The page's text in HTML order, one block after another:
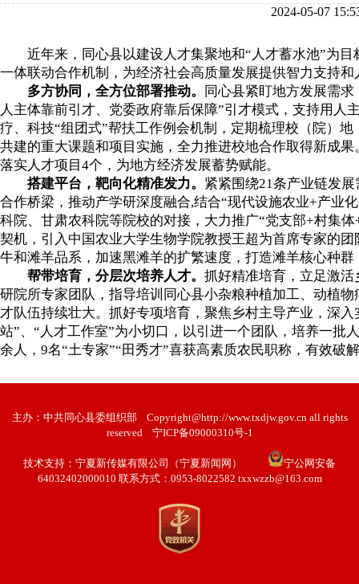
2024-05-07
近年来，同心县以建设人才集聚地和“人才蓄水池”为目
一体联动合作机制，为经济社会高质量发展提供智力支持和
多方协同，全方位部署推动。
同心县紧盯地方发展需
人主体靠前引才、党委政府靠后保障”引才模式，支持用
疗、科技“组团式”帮扶工作例会机制，定期梳理校（院）
共建的重大课题和项目实施，全力推进校地合作取得新成
落实人才项目4个，为地方经济发展蓄势赋能。
搭建平台，靶向化精准发力。 紧紧围绕21条产业链发
合作桥梁，推动产学研深度融合,结合“现代设施农业+产业
科院、甘肃农科院等院校的对接，大力推广“党支部+村集
契机，引入中国农业大学生物学院教授王超为首席专家的
牛和滩羊品系，加速黑滩羊的扩繁速度，打造滩羊核心种
帮带培育，分层次培养人才。 抓好精准培育，立足激
研院所专家团队，指导培训同心县小杂粮种植加工、动植
才队伍持续壮大。抓好专项培育，聚焦乡村主导产业，深
站”、“人才工作室”为小切口，以引进一个团队，培养一批
余人，9名“土专家”“田秀才”喜获高素质农民职称，有效破
主办：中共同心县委组织部
Copyright@http://www.txdjw.gov.cn all rights
reserved
宁ICP备09000310号-1
技术支持： 宁夏新传媒有限公司（宁夏新闻网）
宁公网安备
64032402000010 联系方式：0953-8022582 txxwzzb@163.com